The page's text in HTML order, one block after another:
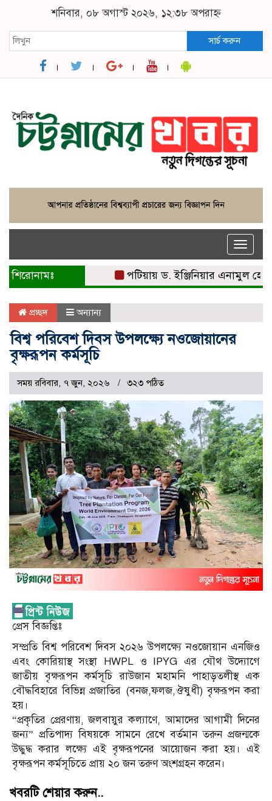
শনিবার, ০৮ অগাস্ট ২০২৬, ১২:৩৮ অপরাহ্ন
সার্চ করুন
Toggle
শিরোনামঃ পটিয়ায় ড. ইঞ্জিনিয়ার এনামুল
প্রচ্ছদ অন্যান্য
বিশ্ব পরিবেশ দিবস উপলক্ষ্যে নওজোয়ানের
বৃক্ষরূপন কর্মসূচি
সময় রবিবার, ৭ জুন, ২০২৬ ৩২৩ পঠিত
প্রেস বিজ্ঞপ্তিঃ
সম্প্রতি বিশ্ব পরিবেশ দিবস ২০২৬ উপলক্ষ্যে নওজোয়ান এনজিও
এবং কোরিয়াস্থ সংস্থা HWPL ও IPYG এর যৌথ উদ্যোগে
জাতীয় বৃক্ষরূপন কর্মসূচি রাউজান মহামনি পাহাড়তলীস্থ এক
বৌদ্ধবিহারে বিভিন্ন প্রজাতির (বনজ,ফলজ,ঔষুধী) বৃক্ষরূপন করা
হয়।
“প্রকৃতির প্রেরণায়, জলবায়ুর কল্যাণে, আমাদের আগামী দিনের
জন্য” প্রতিপাদ্য বিষয়কে সামনে রেখে বর্তমান তরুন প্রজন্মকে
উদ্ধুদ্ধ করার লক্ষ্যে এই বৃক্ষরূপনের আয়োজন করা হয়। এই
বৃক্ষরূপন কর্মসূচিতে প্রায় ২০ জন তরুণ অংশগ্রহন করেন।
খবরটি শেয়ার করুন..